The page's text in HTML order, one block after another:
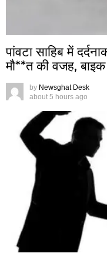
पांवटा साहिब में
मौ**त की वजह,
by Newsghat Desk
about 5 hours ago